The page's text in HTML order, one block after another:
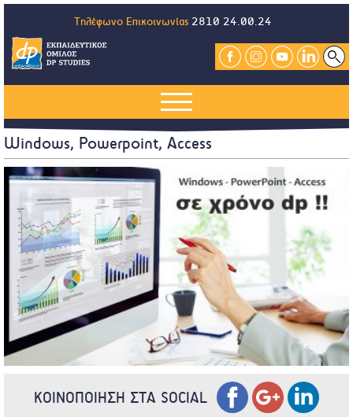
Τηλέφωνο Επικοινωνίας 2810 24.00.24
Windows, Powerpoint, Access
ΚΟΙΝΟΠΟΙΗΣΗ ΣΤΑ SOCIAL